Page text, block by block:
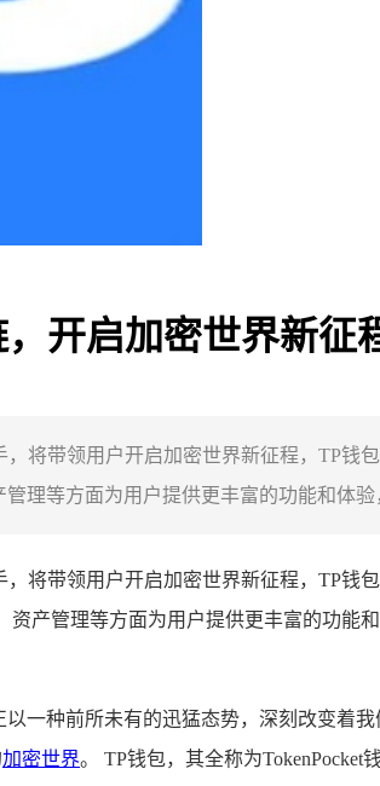
开启加密世界新征
将带领用户开启加密世界新征程，TP
理等方面为用户提供更丰富的功能和体
将带领用户开启加密世界新征程，TP
资产管理等方面为用户提供更丰富的功能
一种前所未有的迅猛态势，深刻改变着
加密世界。 TP钱包，其全称为